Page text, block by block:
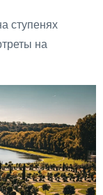
ступенях
на